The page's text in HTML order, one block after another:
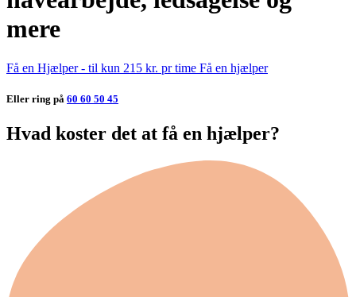
mere
Få en Hjælper - til kun 215 kr. pr time Få en hjælper
Eller ring på 60 60 50 45
Hvad koster det at få en hjælper?